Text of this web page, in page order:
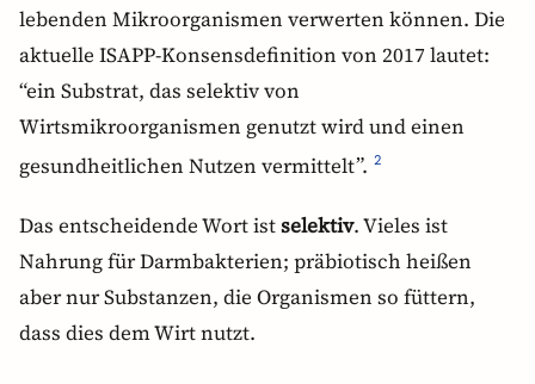
lebenden Mikroorganismen verwerten können. Die
aktuelle ISAPP-Konsensdefinition von 2017 lautet:
“ein Substrat, das selektiv von
Wirtsmikroorganismen genutzt wird und einen
gesundheitlichen Nutzen vermittelt”. 2
Das entscheidende Wort istselektiv. Vieles ist
Nahrung für Darmbakterien; präbiotisch heißen
aber nur Substanzen, die Organismen so füttern,
dass dies dem Wirt nutzt.